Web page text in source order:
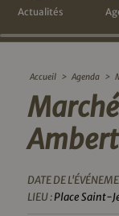
Actualités
Accueil > Agenda >
Ambert
DATE DE
LIEU :Place Saint-